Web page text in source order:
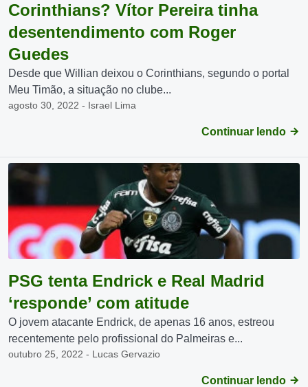
Corinthians? Vítor Pereira tinha
desentendimento com Roger
Guedes
Desde que Willian deixou o Corinthians, segundo o portal
Meu Timão, a situação no clube...
agosto 30, 2022 - Israel Lima
Continuar lendo
PSG tenta Endrick e Real Madrid
‘responde’ com atitude
O jovem atacante Endrick, de apenas 16 anos, estreou
recentemente pelo profissional do Palmeiras e...
outubro 25, 2022 - Lucas Gervazio
Continuar lendo